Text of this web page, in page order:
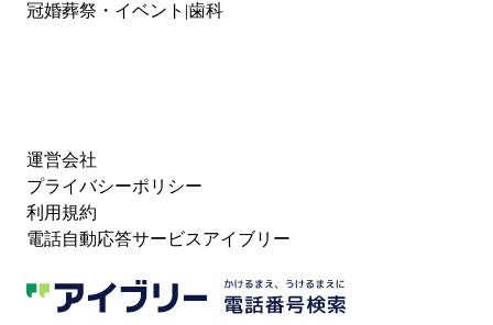
冠婚葬祭・イベント 歯科
運営会社
プライバシーポリシー
利用規約
電話自動応答サービスアイブリー